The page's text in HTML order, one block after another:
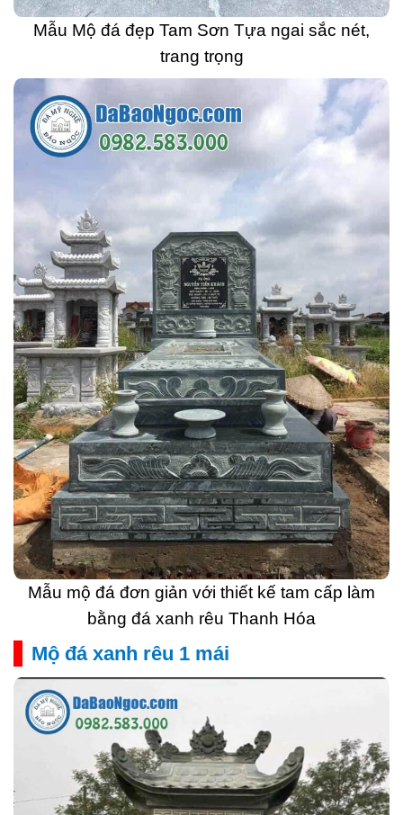
Mẫu Mộ đá đẹp Tam Sơn Tựa ngai sắc nét,
trang trọng
Mẫu mộ đá đơn giản với thiết kế tam cấp làm
bằng đá xanh rêu Thanh Hóa
Mộ đá xanh rêu 1 mái